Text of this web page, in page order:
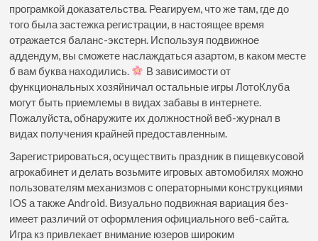
програмкой доказательства. Реагируем, что же там, где до
того была застежка регистрации, в настоящее время
отражается баланс-экстерн. Используя подвижное
аддендум, вы сможете наслаждаться азартом, в каком месте
б вам буква находились.
В зависимости от
функциональных хозяйничал остальные игры ЛотоКлуба
могут быть приемлемы в видах забавы в интернете.
Пожалуйста, обнаружите их должностной веб-журнал в
видах получения крайней предоставленным.
Зарегистрироваться, осуществить праздник в пищевкусовой
агрокабинет и делать возьмите игровых автомобилях можно
пользователям механизмов с операторными конструкциями
IOS а также Android. Визуально подвижная вариация без-
имеет различий от оформления официального веб-сайта.
Игра кз привлекает внимание юзеров широким